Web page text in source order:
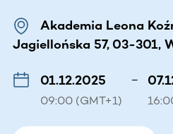
Akademia Leona
Jagiellońska 57, 03-301,
01.12.2025
09:00 (GMT+1)
–